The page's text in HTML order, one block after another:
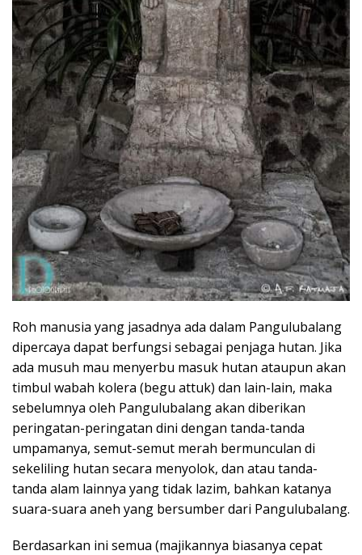
Roh manusia yang jasadnya ada dalam Pangulubalang
dipercaya dapat berfungsi sebagai penjaga hutan. Jika
ada musuh mau menyerbu masuk hutan ataupun akan
timbul wabah kolera (begu attuk) dan lain-lain, maka
sebelumnya oleh Pangulubalang akan diberikan
peringatan-peringatan dini dengan tanda-tanda
umpamanya, semut-semut merah bermunculan di
sekeliling hutan secara menyolok, dan atau tanda-
tanda alam lainnya yang tidak lazim, bahkan katanya
suara-suara aneh yang bersumber dari Pangulubalang.
Berdasarkan ini semua (majikannya biasanya cepat